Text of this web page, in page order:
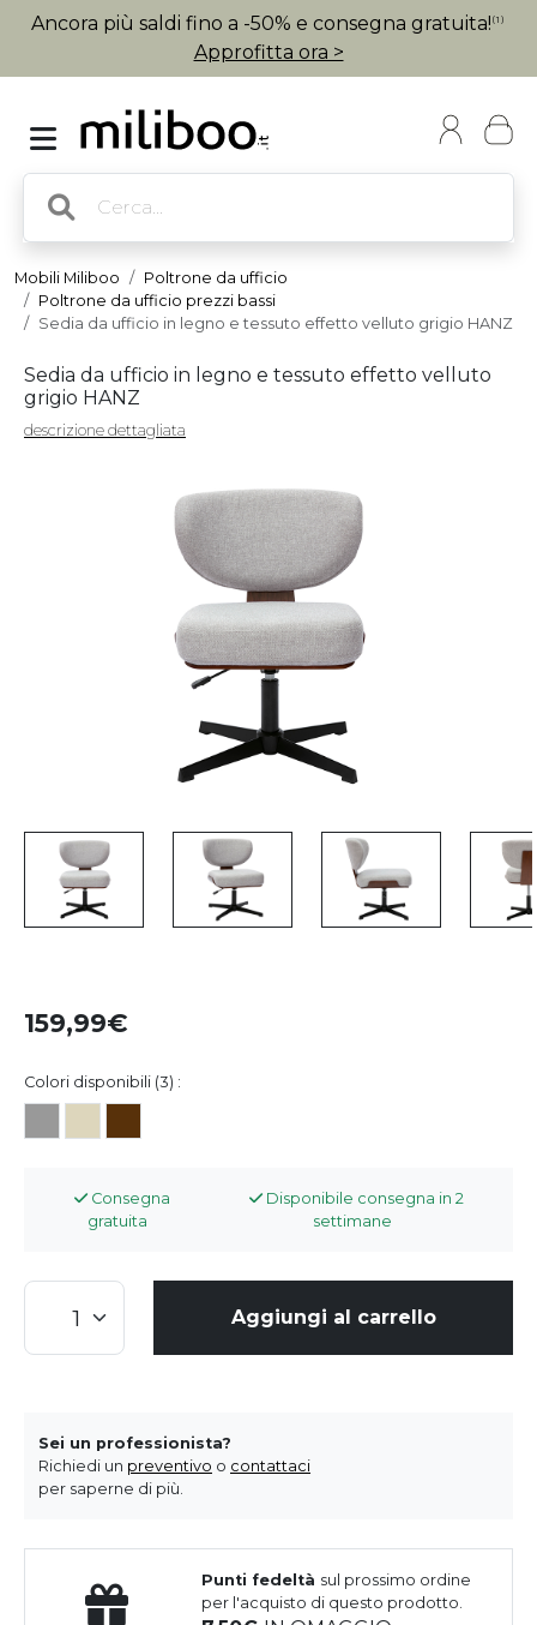
Ancora più saldi fino a -50% e consegna gratuita! (1)
Approfitta ora >
Mobili Miliboo
Poltrone da ufficio
Poltrone da ufficio prezzi bassi
Sedia da ufficio in legno e tessuto effetto velluto grigio HANZ
Sedia da ufficio in legno e tessuto effetto velluto
grigio HANZ
descrizione dettagliata
159,99
Colori disponibili (3) :
Consegna
gratuita
Disponibile consegna in 2
settimane
Aggiungi al carrello
Sei un professionista?
Richiedi un preventivo o contattaci
per saperne di più.
Punti fedeltà sul prossimo ordine
per l'acquisto di questo prodotto.